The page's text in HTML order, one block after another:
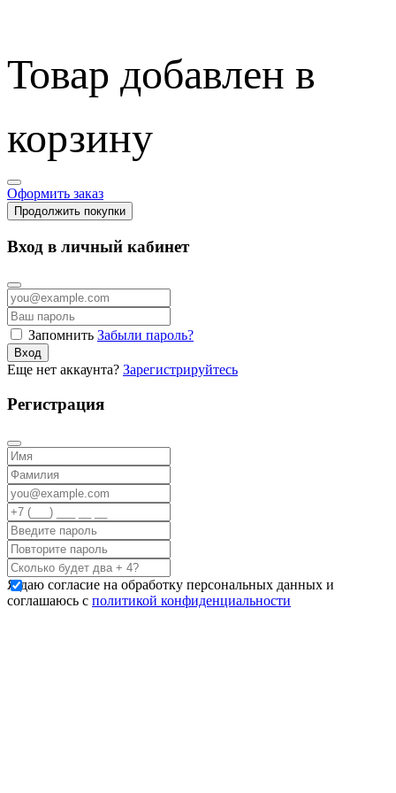
Товар добавлен в
корзину
Оформить заказ
Продолжить покупки
Вход в личный кабинет
Запомнить Забыли пароль?
Вход
Еще нет аккаунта? Зарегистрируйтесь
Регистрация
Я даю согласие на обработку персональных данных и
соглашаюсь с политикой конфиденциальности